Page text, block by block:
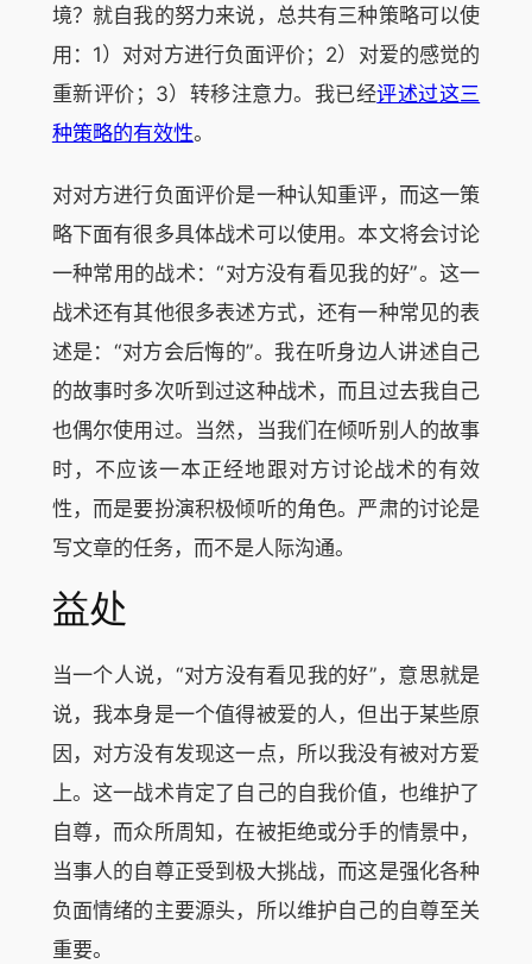
境？就自我的努力来说，总共有三种策略可以使
用：1）对对方进行负面评价；2）对爱的感觉的
重新评价；3）转移注意力。我已经评述过这三
种策略的有效性。
对对方进行负面评价是一种认知重评，而这一策
略下面有很多具体战术可以使用。本文将会讨论
一种常用的战术：“对方没有看见我的好”。这一
战术还有其他很多表述方式，还有一种常见的表
述是：“对方会后悔的”。我在听身边人讲述自己
的故事时多次听到过这种战术，而且过去我自己
也偶尔使用过。当然，当我们在倾听别人的故事
时，不应该一本正经地跟对方讨论战术的有效
性，而是要扮演积极倾听的角色。严肃的讨论是
写文章的任务，而不是人际沟通。
益处
当一个人说，“对方没有看见我的好”，意思就是
说，我本身是一个值得被爱的人，但出于某些原
因，对方没有发现这一点，所以我没有被对方爱
上。这一战术肯定了自己的自我价值，也维护了
自尊，而众所周知，在被拒绝或分手的情景中，
当事人的自尊正受到极大挑战，而这是强化各种
负面情绪的主要源头，所以维护自己的自尊至关
重要。